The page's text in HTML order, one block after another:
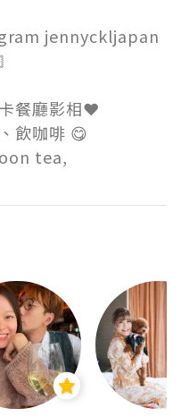
jennyckljapan
餐廳影相❤️
飲咖啡 😋
tea,